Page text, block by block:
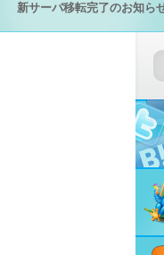
新サーバ移転完了のお知ら